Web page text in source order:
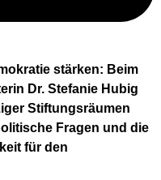
stärken: Beim
Dr. Stefanie Hubig
Stiftungsräumen
Fragen und die
für den